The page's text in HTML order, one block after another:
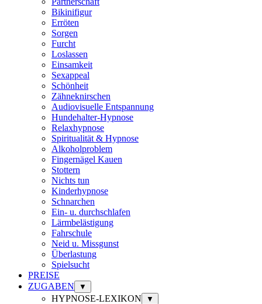
Bikinifigur
Erröten
Sorgen
Furcht
Loslassen
Einsamkeit
Sexappeal
Schönheit
Zähneknirschen
Audiovisuelle Entspannung
Hundehalter-Hypnose
Relaxhypnose
Spiritualität & Hypnose
Alkoholproblem
Fingernägel Kauen
Stottern
Nichts tun
Kinderhypnose
Schnarchen
Ein- u. durchschlafen
Lärmbelästigung
Fahrschule
Neid u. Missgunst
Überlastung
Spielsucht
PREISE
ZUGABEN
▼
HYPNOSE-LEXIKON ▼